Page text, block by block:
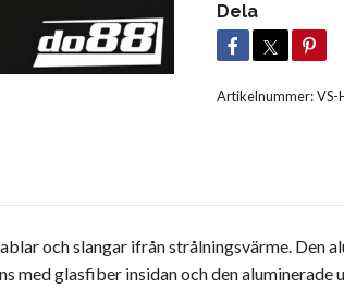
Dela
Artikelnummer:VS-
och slangar ifrån strålningsvärme. Den
med glasfiber insidan och den